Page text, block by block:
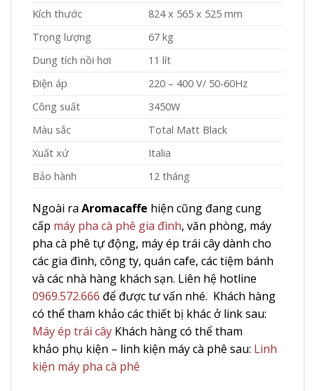
Kích thước
824 x 565 x 525 mm
Trọng lượng
67 kg
Dung tích nồi hơi
11 lít
Điện áp
220 – 400 V/ 50-60Hz
Công suất
3450W
Màu sắc
Total Matt Black
Xuất xứ
Italia
Bảo hành
12 tháng
Ngoài ra Aromacaffe hiện cũng đang cung
cấp máy pha cà phê gia đình, văn phòng, máy
pha cà phê tự động, máy ép trái cây dành cho
các gia đình, công ty, quán cafe, các tiệm bánh
và các nhà hàng khách sạn. Liên hệ hotline
0969.572.666 để được tư vấn nhé. Khách hàng
có thể tham khảo các thiết bị khác ở link sau:
Máy ép trái cây Khách hàng có thể tham
khảo phụ kiện – linh kiện máy cà phê sau: Linh
kiện máy pha cà phê